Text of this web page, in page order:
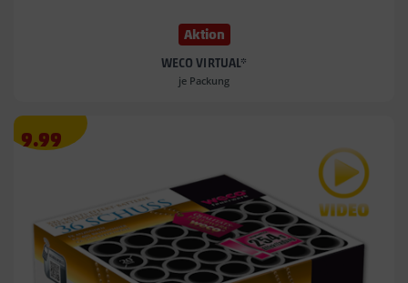
Aktion
WECO VIRTUAL*
je Packung
Angebotspreis
9.99